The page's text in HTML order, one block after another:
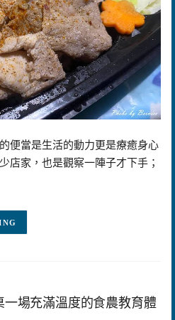
便當是生活的動力更是療癒身心
店家，也是觀察一陣子才下手；
一場充滿溫度的食農教育體